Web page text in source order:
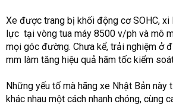
Xe được trang bị khối động cơ SOHC,
lực tại vòng tua máy 8500 v/ph và mô
mọi góc đường. Chưa kể, trải nghiệm ở
mm làm tăng hiệu quả hãm tốc kiểm
Những yếu tố mà hãng xe Nhật Bản
khác nhau một cách nhanh chóng, cùng